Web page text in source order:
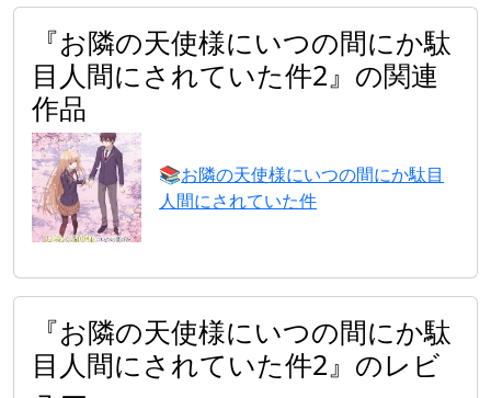
『お隣の天使様にいつの間にか駄
目人間にされていた件2』の関連
作品
📚お隣の天使様にいつの間にか駄目
人間にされていた件
『お隣の天使様にいつの間にか駄
目人間にされていた件2』のレビ